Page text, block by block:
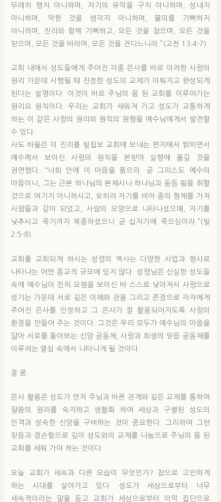
무례히 행치 아니하며, 자기의 유익을 구치 아니하며, 성내지
아니하며, 악한 것을 생각지 아니하며, 불의를 기뻐하지
아니하며, 진리와 함께 기뻐하고, 모든 것을 참으며, 모든 것을
믿으며, 모든 것을 바라며, 모든 것을 견디느니라.”(고전 13:4-7)
교회 내에서 성도들에게 주어진 각종 은사를 바로 이러한 사랑의
원리 가운데 시행될 때 진정한 성도의 교제가 이뤄지고 완성되게
된다는 설명이다. 이것이 바로 주님의 몸 된 교회를 이루어가는
원리요 원칙이다. 우리는 교회가 세워져 가고 성도가 교통하게
하는 이 같은 사랑의 원리와 원칙의 원형을 예수님에게서 발견할
수 있다.
사도 바울은 이 진리를 빌립보 교회에 보내는 편지에서 밝히면서
예수께서 보이신 사랑의 원칙을 본받아 실행에 옮길 것을
권면했다. “너희 안에 이 마음을 품으라. 곧 그리스도 예수의
마음이니, 그는 근본 하나님의 본체시나 하나님과 동등 됨을 취할
것으로 여기지 아니하시고, 오히려 자기를 비어 종의 형체를 가져
사람들과 같이 되었고, 사람의 모양으로 나타나셨으매, 자기를
낮추시고 죽기까지 복종하셨으니 곧 십자가에 죽으심이라.”(빌
2:5-8)
교회를 교회되게 하시는 성령의 역사는 다양한 사업과 행사로
나타나는 어떤 종교적 규모에 있지 않다. 성령님은 신실한 성도들
속에 예수님이 친히 모범을 보이신 바 스스로 낮아져서 사랑으로
섬기는 가운데 서로 깊은 이해와 관용 그리고 존경으로 각자에게
주어진 은사를 인정하고 그 은사가 잘 활용되어지도록 사랑의
환경을 만들어 주는 것이다. 그것은 우리 모두가 예수님의 마음을
닮아 서로를 돌아보는 신앙 공동체, 사랑과 희생의 믿음 공동체를
이루려는 열심 속에서 나타나게 될 것이다.
결 론
은사 활용은 성도가 먼저 주님과 바른 관계와 깊은 교제를 통하여
말씀의 원리를 숙지하고 생활화 하여 세상과 구별된 성도의
인격과 성숙한 신앙을 구비하는 것이 중요한다. 그리하여 그런
믿음과 겸손함으로 깊이 성도와의 교제를 나눔으로 주님의 몸 된
교회를 세워 가야 하는 것이다.
오늘 교회가 세속과 다른 모습이 무엇인가? 참으로 고민하게
하는 시대를 살아가고 있다. 성도가 세상으로부터 너무
세속적이라는 말을 듣고 교회가 세상으로부터 이익 집단으로